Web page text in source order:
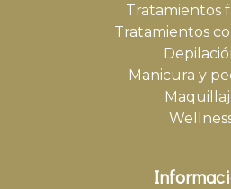
Tratamientos
Tratamientos
Manicura y